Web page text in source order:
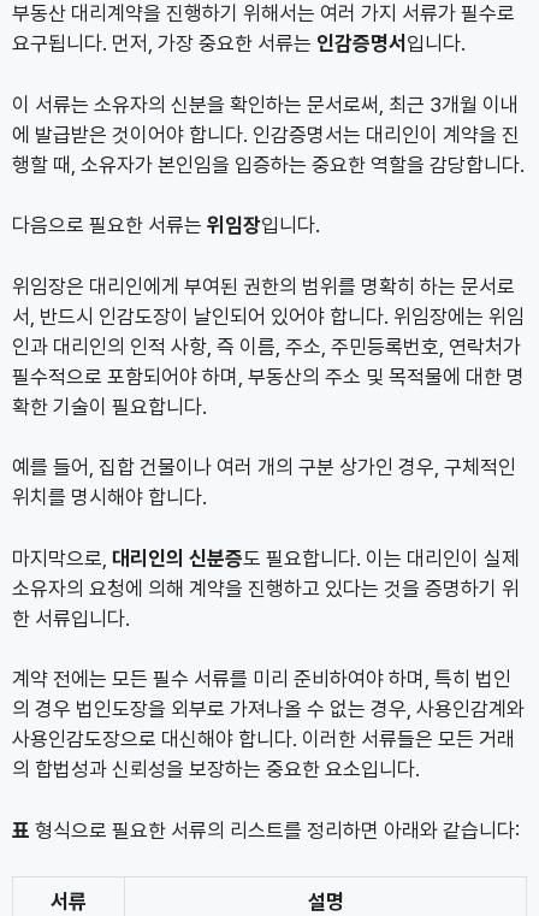
부동산 대리계약을 진행하기 위해서는 여러 가지 서류가 필수로
요구됩니다. 먼저, 가장 중요한 서류는 인감증명서 입니다.
이 서류는 소유자의 신분을 확인하는 문서로써, 최근 3개월 이내
에 발급받은 것이어야 합니다. 인감증명서는 대리인이 계약을 진
행할 때, 소유자가 본인임을 입증하는 중요한 역할을 감당합니다.
다음으로 필요한 서류는 위임장입니다.
위임장은 대리인에게 부여된 권한의 범위를 명확히 하는 문서로
서, 반드시 인감도장이 날인되어 있어야 합니다. 위임장에는 위임
인과 대리인의 인적 사항, 즉 이름, 주소, 주민등록번호, 연락처가
필수적으로 포함되어야 하며, 부동산의 주소 및 목적물에 대한 명
확한 기술이 필요합니다.
예를 들어, 집합 건물이나 여러 개의 구분 상가인 경우, 구체적인
위치를 명시해야 합니다.
마지막으로, 대리인의 신분증도 필요합니다. 이는 대리인이 실제
소유자의 요청에 의해 계약을 진행하고 있다는 것을 증명하기 위
한 서류입니다.
계약 전에는 모든 필수 서류를 미리 준비하여야 하며, 특히 법인
의 경우 법인도장을 외부로 가져나올 수 없는 경우, 사용인감계와
사용인감도장으로 대신해야 합니다. 이러한 서류들은 모든 거래
의 합법성과 신뢰성을 보장하는 중요한 요소입니다.
표 형식으로 필요한 서류의 리스트를 정리하면 아래와 같습니다:
서류 설명